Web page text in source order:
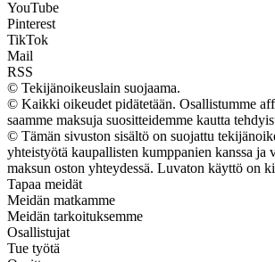
YouTube
Pinterest
TikTok
Mail
RSS
© Tekijänoikeuslain suojaama.
© Kaikki oikeudet pidätetään. Osallistumme
saamme maksuja suositteidemme kautta
© Tämän sivuston sisältö on suojattu
yhteistyötä kaupallisten kumppanien kanssa ja
maksun oston yhteydessä. Luvaton käyttö on
Tapaa meidät
Meidän matkamme
Meidän tarkoituksemme
Osallistujat
Tue työtä